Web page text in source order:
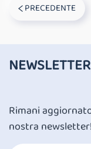
PRECEDENTE
NEWSLETTER
Rimani
nostra newsletter!